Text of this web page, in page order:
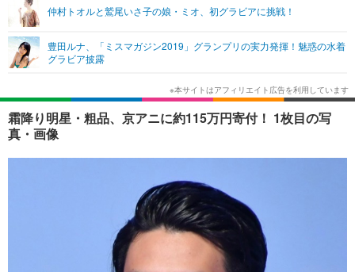
ショッピング その他
エンタメ
エンタメTOP
韓国・芸能
音楽 スポーツ
ライフ
ライフTOP グルメ
ペット ショッピング
その他
リリース一覧
プッシュ通知の停止方法
仲村トオルと鷲尾いさ子の娘・ミオ、初グラビアに挑戦！
豊田ルナ、「ミスマガジン2019」グランプリの実力発揮！魅惑の水着
グラビア披露
霜降り明星・粗品、京アニに約115万円寄付！ 1枚目の写
真・画像